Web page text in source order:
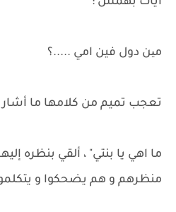
مین دول فين امي .....؟
تعجب تميم من كلامها ما أشار
ما اهي يا بنتي" ، ألقي بنظره
منظرهم و هم يضحكوا و